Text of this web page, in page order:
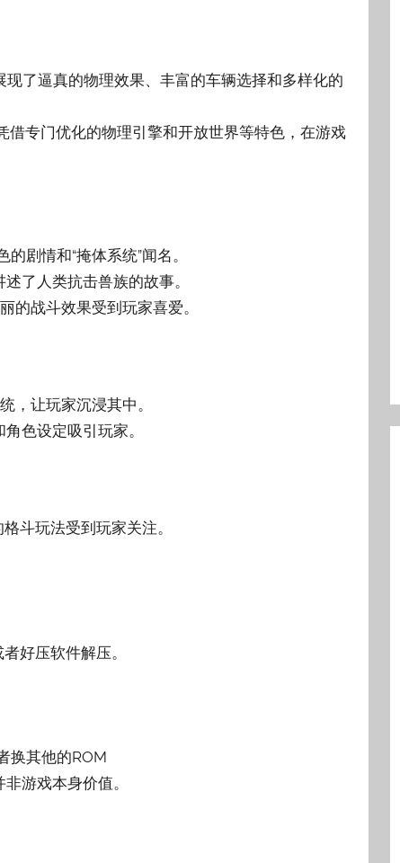
现了逼真的物理效果、丰富的车辆选择和多样化的
借专门优化的物理引擎和开放世界等特色，在游戏
剧情和“掩体系统”闻名‌。
了人类抗击兽族的故事‌。
的战斗效果受到玩家喜爱‌。
，让玩家沉浸其中‌。
色设定吸引玩家‌。
斗玩法受到玩家关注‌。
好压软件解压。
换其他的ROM
游戏本身价值。